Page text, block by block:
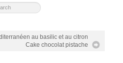
au basilic et au citron
Cake chocolat pistache